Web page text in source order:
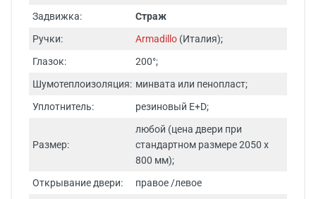
Задвижка:
Страж
Ручки:
Armadillo (Италия);
Глазок:
200°;
Шумотеплоизоляция: минвата или пенопласт;
Уплотнитель:
резиновый E+D;
Размер:
любой (цена двери при
стандартном размере 2050 х
800 мм);
Открывание двери:
правое /левое